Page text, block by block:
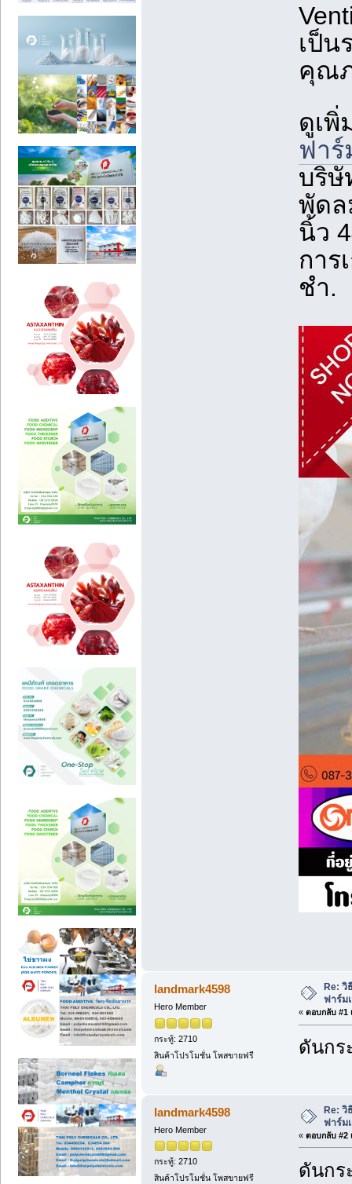
เป็น
คุณภ
ดูเพิ่
ฟาร์
บริษั
พัดล
นิ้ว
การ
ชำ.
landmark4598
Hero Member
กระทู้: 2710
สินค้าโปรโมชั่น โพสขายฟรี
Re: วิ
ฟาร์ม
« ตอบกลับ #1
ดันกร
landmark4598
Hero Member
กระทู้: 2710
สินค้าโปรโมชั่น โพสขายฟรี
Re: วิ
ฟาร์ม
« ตอบกลับ #2
ดันกร